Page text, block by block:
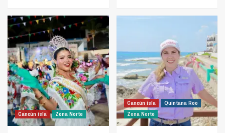
Cancún isla Zona Norte
Cancún isla
Quintana Roo
Zona Norte